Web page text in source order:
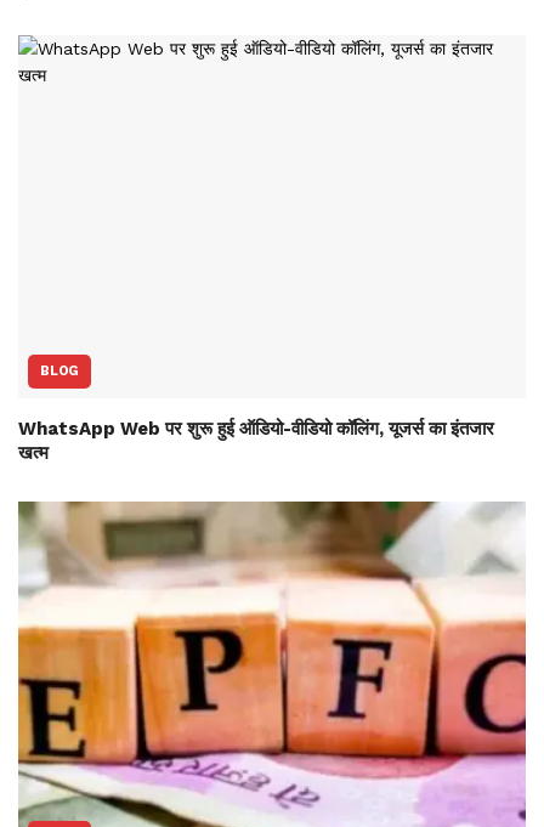
BLOG
WhatsApp Web पर शुरू हुई ऑडियो-वीडियो कॉलिंग, यूजर्स का इंतजार
खत्म